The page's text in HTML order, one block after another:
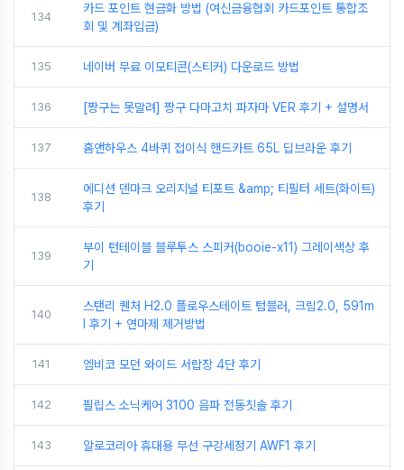
134
카드 포인트 현금화 방법 (여신금융협회 카드포인트 통합조
회 및 계좌입금)
135 네이버 무료 이모티콘(스티커) 다운로드 방법
136 [짱구는 못말려] 짱구 다마고치 파자마 VER 후기 + 설명서
137 홈앤하우스 4바퀴 접이식 핸드카트 65L 딥브라운 후기
138
에디션 덴마크 오리지널 티포트 &amp; 티필터 세트(화이트)
후기
139
부이 턴테이블 블루투스 스피커(booie-x11) 그레이색상 후
기
140
스탠리 퀜처 H2.0 플로우스테이트 텀블러, 크림2.0, 591m
l 후기 + 연마제 제거방법
141 엠비코 모던 와이드 서랍장 4단 후기
142 필립스 소닉케어 3100 음파 전동칫솔 후기
143 알로코리아 휴대용 무선 구강세정기 AWF1 후기